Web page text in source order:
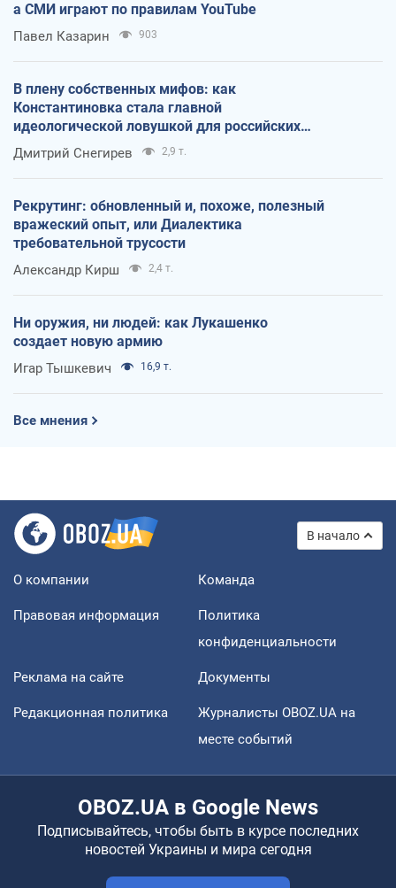
а СМИ играют по правилам YouTube
Павел Казарин 903
В плену собственных мифов: как
Константиновка стала главной
идеологической ловушкой для российских
оккупантов
Дмитрий Снегирев 2,9 т.
Рекрутинг: обновленный и, похоже, полезный
вражеский опыт, или Диалектика
требовательной трусости
Александр Кирш 2,4 т.
Ни оружия, ни людей: как Лукашенко
создает новую армию
Игар Тышкевич 16,9 т.
Все мнения
В начало
О компании Команда
Правовая информация
Политика
конфиденциальности
Реклама на сайте Документы
Редакционная политика
Журналисты OBOZ.UA на
месте событий
OBOZ.UA в Google News
Подписывайтесь, чтобы быть в курсе последних
новостей Украины и мира сегодня